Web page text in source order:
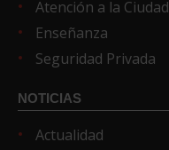
Atención a la
Enseñanza
Seguridad Privada
NOTICIAS
Actualidad